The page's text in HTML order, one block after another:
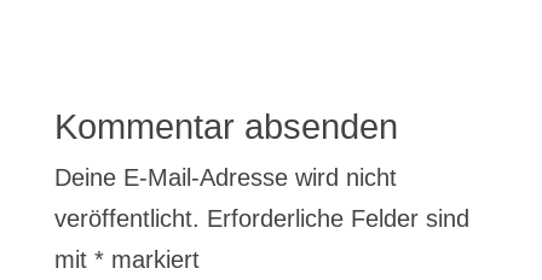
Kommentar absenden
Deine E-Mail-Adresse wird nicht
veröffentlicht. Erforderliche Felder sind
mit *markiert